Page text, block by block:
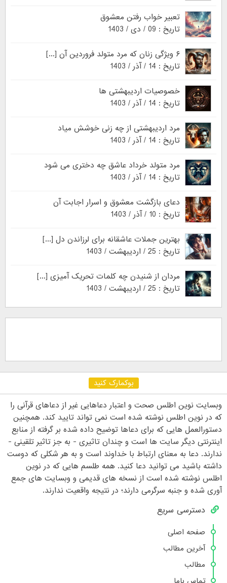
تعبیر خواب رفتن معشوق
تاریخ : 09 / دی / 1403
۶ ویژگی زنان که مرد متولد فروردین آن [...]
تاریخ : 14 / آذر / 1403
خصوصیات اردیبهشتی ها
تاریخ : 14 / آذر / 1403
مرد اردیبهشتی از چه زنی خوشش میاد
تاریخ : 14 / آذر / 1403
مرد متولد خرداد عاشق چه دختری می شود
تاریخ : 14 / آذر / 1403
دعای بازگشت معشوق و اسرار اجابت آن
تاریخ : 10 / آذر / 1403
بهترین جملات عاشقانه برای لرزاندن دل [...]
تاریخ : 25 / اردیبهشت / 1403
مردان از شنیدن چه کلمات تحریک آمیزی [...]
تاریخ : 25 / اردیبهشت / 1403
بوکمارک کنید
وبسایت نوین اطلس صحت و اعتبار دعاهایی غیر از دعاهای قرآنی را
که در نوین اطلس نوشته شده است نمی تواند تایید کند. همچنین
دستورالعمل هایی که برای دعاها توضیح داده شده بر گرفته از منابع
اینترنتی دیگر سایت ها است و چندان تاثیری - به جز تاثیر تلقینی -
ندارند. دعا به معنای ارتباط با خداوند است و به هر شکلی که دوست
داشته باشید می توانید دعا کنید. همه طلسم هایی که در نوین
اطلس نوشته شده است از نسخه های قدیمی و وبسایت های جمع
آوری شده و جنبه سرگرمی دارند؛ در نتیجه واقعیت ندارند.
دسترسی سریع
صفحه اصلی
آخرین مطالب
مطالب